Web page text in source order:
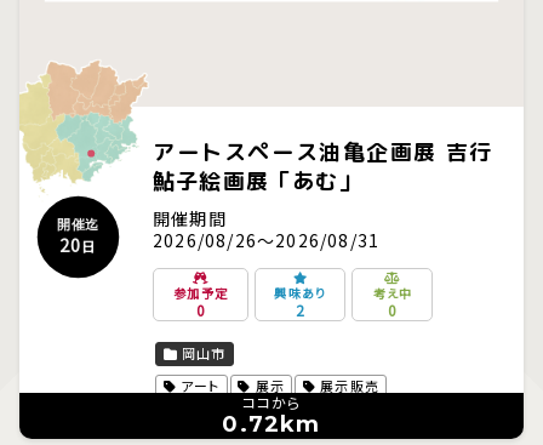
アートスペース油亀企画展 吉行
鮎子絵画展「あむ」
開催迄
20日
ココから
0.72km
開催期間
2026/08/26～2026/08/31
参加予定
0
興味あり
2
考え中
0
岡山市
アート
展示 展示販売